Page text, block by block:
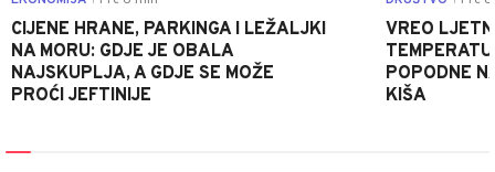
CIJENE HRANE, PARKINGA I LEŽALJKI
NA MORU: GDJE JE OBALA
NAJSKUPLJA, A GDJE SE MOŽE
PROĆI JEFTINIJE
VREO
POPODNE
KIŠA